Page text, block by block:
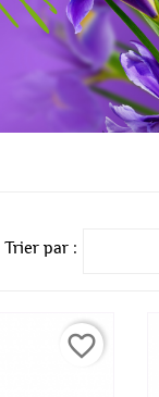
Trier par :
favorite_border